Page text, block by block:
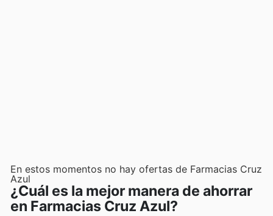
En estos momentos no hay ofertas de Farmacias Cruz
Azul
¿Cuál es la mejor manera de ahorrar
en Farmacias Cruz Azul?